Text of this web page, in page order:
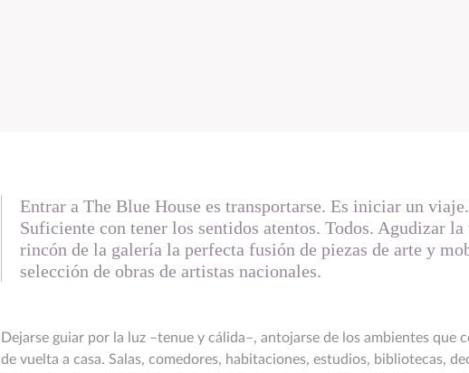
Entrar a The Blue House es transportarse. Es iniciar un
Suficiente con tener los sentidos atentos. Todos. Agudizar la
rincón de la galería la perfecta fusión de piezas de arte y
selección de obras de artistas nacionales.
Dejarse guiar por la luz –tenue y cálida–, antojarse de los ambientes
de vuelta a casa. Salas, comedores, habitaciones, estudios, bibliotecas,